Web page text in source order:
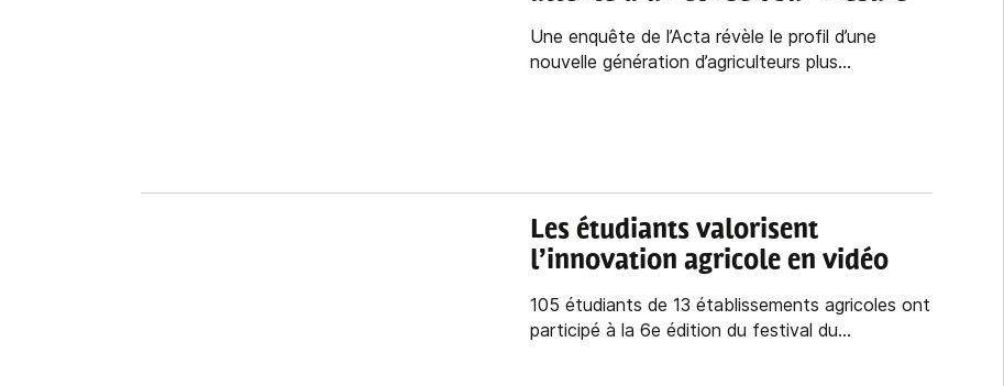
Une enquête de l’Acta révèle le profil d’une
nouvelle génération d’agriculteurs plus...
Les étudiants valorisent
l’innovation agricole en vidéo
105 étudiants de 13 établissements agricoles ont
participé à la 6e édition du festival du...